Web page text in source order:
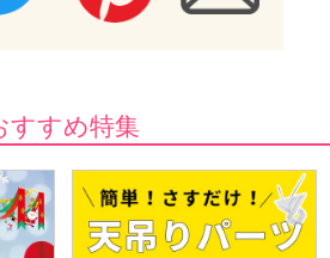
すすめ特集